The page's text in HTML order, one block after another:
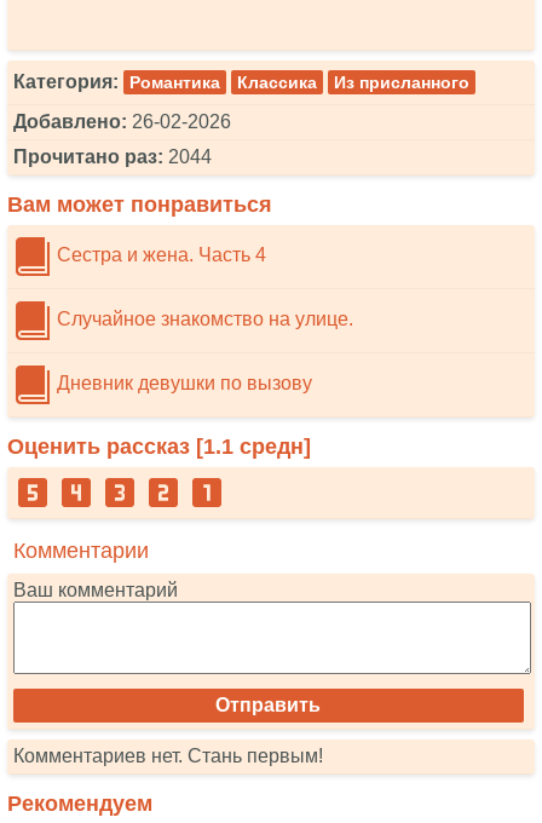
Категория: Романтика Классика Из присланного
Добавлено: 26-02-2026
Прочитано раз: 2044
Вам может понравиться
Сестра и жена. Часть 4
Случайное знакомство на улице.
Дневник девушки по вызову
Оценить рассказ [1.1 средн]
Комментарии
Ваш комментарий
Комментариев нет. Стань первым!
Рекомендуем